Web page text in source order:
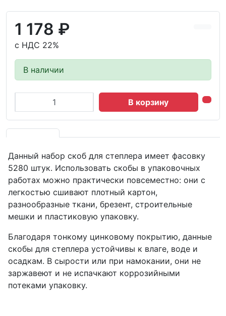
1 178 ₽
с НДС 22%
В наличии
В корзину
Данный набор скоб для степлера имеет фасовку
5280 штук. Использовать скобы в упаковочных
работах можно практически повсеместно: они с
легкостью сшивают плотный картон,
разнообразные ткани, брезент, строительные
мешки и пластиковую упаковку.
Благодаря тонкому цинковому покрытию, данные
скобы для степлера устойчивы к влаге, воде и
осадкам. В сырости или при намокании, они не
заржавеют и не испачкают коррозийными
потеками упаковку.